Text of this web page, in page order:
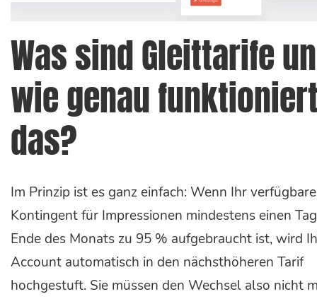
Was sind Gleittarife
wie genau
das?
Im Prinzip ist es ganz einfach: Wenn Ihr
Kontingent für Impressionen mindestens einen
Ende des Monats zu 95 % aufgebraucht ist, wird
Account automatisch in den nächsthöheren Tarif
hochgestuft. Sie müssen den Wechsel also nicht